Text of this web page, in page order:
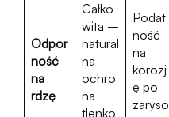
Odpor
ność
na
rdzę
Całko
wita –
natural
na
ochro
na
tlenko
Podat
ność
na
korozj
ę po
zaryso